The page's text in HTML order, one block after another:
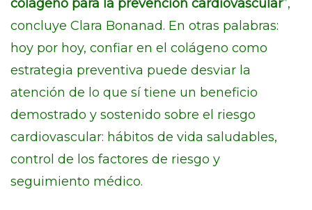
colágeno para la prevención cardiovascular”,
concluye Clara Bonanad. En otras palabras:
hoy por hoy, confiar en el colágeno como
estrategia preventiva puede desviar la
atención de lo que sí tiene un beneficio
demostrado y sostenido sobre el riesgo
cardiovascular: hábitos de vida saludables,
control de los factores de riesgo y
seguimiento médico.